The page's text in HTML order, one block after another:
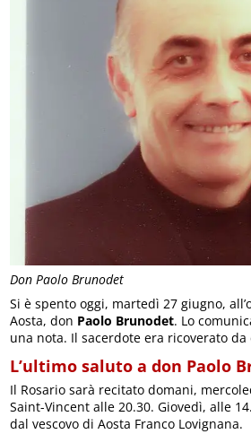
Don Paolo Brunodet
Si è spento oggi, martedì 27 giugno,
Aosta, don Paolo Brunodet. Lo
una nota. Il sacerdote era ricoverato
L’ultimo saluto a don Paolo
Il Rosario sarà recitato domani,
Saint-Vincent alle 20.30. Giovedì, alle
dal vescovo di Aosta Franco Lovignana.